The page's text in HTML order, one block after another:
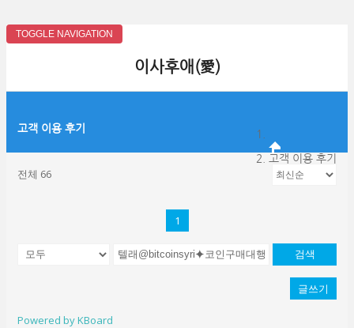
TOGGLE NAVIGATION
이사후애(愛)
고객 이용 후기
고객 이용 후기
전체 66
1
검색
글쓰기
Powered by KBoard